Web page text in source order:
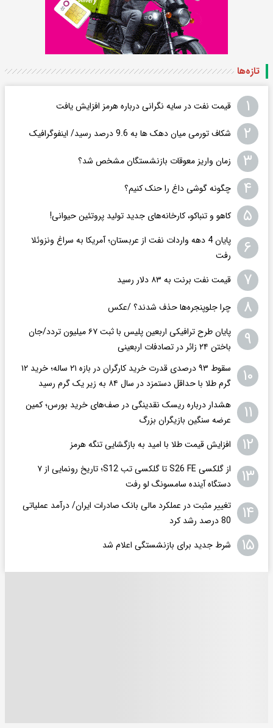
تازه‌ها
۱ قیمت نفت در سایه نگرانی درباره هرمز افزایش یافت
۲ شکاف تورمی میان دهک ها به 9.6 درصد رسید/ اینفوگرافیک
۳ زمان واریز معوقات بازنشستگان مشخص شد؟
۴ چگونه گوشی داغ را حنک کنیم؟
۵ کاهو و تنباکو، کارخانه‌های جدید تولید پروتئین حیوانی!
۶
پایان 4 دهه واردات نفت از عربستان؛ آمریکا به سراغ ونزوئلا
رفت
۷ قیمت نفت برنت به ۸۳ دلار رسید
۸ چرا جلوپنجره‌ها حذف شدند؟ /عکس
۹
پایان طرح ترافیکی اربعین پلیس با ثبت ۶۷ میلیون تردد/جان
باختن ۲۴ زائر در تصادفات اربعینی
۱۰
سقوط ۹۳ درصدی قدرت خرید کارگران در بازه ۲۱ ساله؛ خرید ۱۲
گرم طلا با حداقل دستمزد در سال ۸۴ به زیر یک گرم رسید
۱۱
هشدار درباره ریسک نقدینگی در صف‌های خرید بورس؛ کمین
عرضه سنگین بازیگران بزرگ
۱۲ افزایش قیمت طلا با امید به بازگشایی تنگه هرمز
۱۳
از گلکسی S26 FE تا گلکسی تب S12؛ تاریخ رونمایی از ۷
دستگاه آینده سامسونگ لو رفت
۱۴
تغییر مثبت در عملکرد مالی بانک صادرات ایران/ درآمد عملیاتی
80 درصد رشد کرد
۱۵ شرط جدید برای بازنشستگی اعلام شد